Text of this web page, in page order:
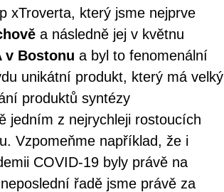
xTroverta, který jsme nejprve
a následně jej v květnu
v Bostonu a byl to fenomenální
unikátní produkt, který má velký
produktů syntézy
jedním z nejrychleji rostoucích
Vzpomeňme například, že i
COVID-19 byly právě na
řadě jsme právě za